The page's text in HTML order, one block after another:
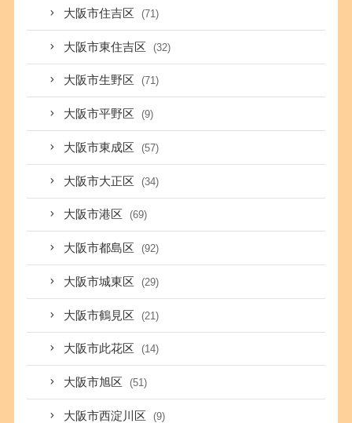
大阪市住吉区 (71)
大阪市東住吉区 (32)
大阪市生野区 (71)
大阪市平野区 (9)
大阪市東成区 (57)
大阪市大正区 (34)
大阪市港区 (69)
大阪市都島区 (92)
大阪市城東区 (29)
大阪市鶴見区 (21)
大阪市此花区 (14)
大阪市旭区 (51)
大阪市西淀川区 (9)